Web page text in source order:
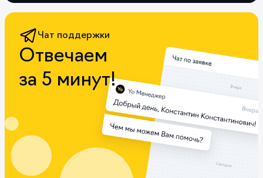
Чат поддержки
Отвечаем
за 5 минут!